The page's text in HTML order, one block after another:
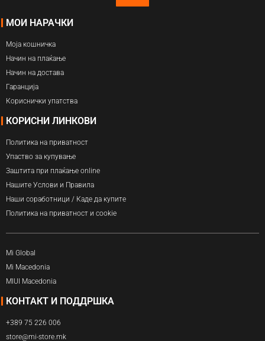
МОИ НАРАЧКИ
Моја кошничка
Начин на плаќање
Начин на достава
Гаранција
Кориснички упатства
КОРИСНИ ЛИНКОВИ
Политика на приватност
Упаство за купување
Заштита при плаќање online
Нашите Услови и Правила
Наши соработници / Каде да купите
Политика на приватност и cookie
Mi Global
Mi Macedonia
MIUI Macedonia
КОНТАКТ И ПОДДРШКА
+389 75 226 006
store@mi-store.mk